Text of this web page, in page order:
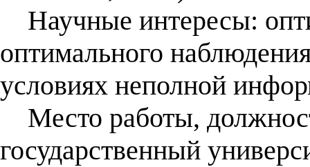
Научные интересы:
оптимального
условиях неполной
Место работы,
государственный